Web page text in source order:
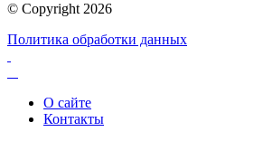
© Copyright 2026
Политика обработки данных
О сайте
Контакты